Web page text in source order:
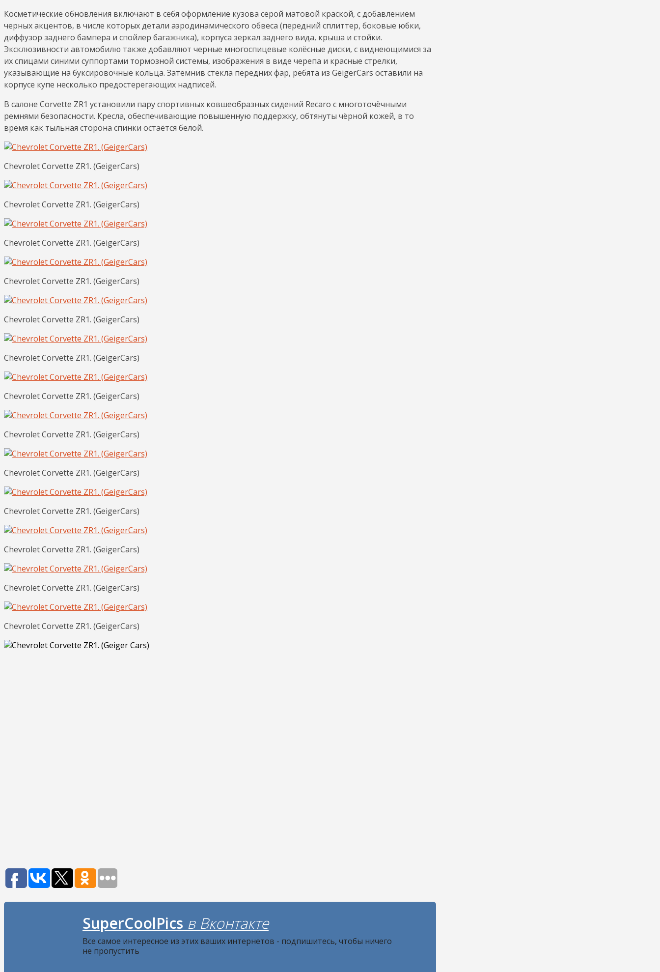
Косметические обновления включают в себя оформление кузова серой матовой краской, с добавлением
черных акцентов, в числе которых детали аэродинамического обвеса (передний сплиттер, боковые юбки,
диффузор заднего бампера и спойлер багажника), корпуса зеркал заднего вида, крыша и стойки.
Эксклюзивности автомобилю также добавляют черные многоспицевые колёсные диски, с виднеющимися за
их спицами синими суппортами тормозной системы, изображения в виде черепа и красные стрелки,
указывающие на буксировочные кольца. Затемнив стекла передних фар, ребята из GeigerCars оставили на
корпусе купе несколько предостерегающих надписей.
В салоне Corvette ZR1 установили пару спортивных ковшеобразных сидений Recaro с многоточёчными
ремнями безопасности. Кресла, обеспечивающие повышенную поддержку, обтянуты чёрной кожей, в то
время как тыльная сторона спинки остаётся белой.
Chevrolet Corvette ZR1. (GeigerCars)
Chevrolet Corvette ZR1. (GeigerCars)
Chevrolet Corvette ZR1. (GeigerCars)
Chevrolet Corvette ZR1. (GeigerCars)
Chevrolet Corvette ZR1. (GeigerCars)
Chevrolet Corvette ZR1. (GeigerCars)
Chevrolet Corvette ZR1. (GeigerCars)
Chevrolet Corvette ZR1. (GeigerCars)
Chevrolet Corvette ZR1. (GeigerCars)
Chevrolet Corvette ZR1. (GeigerCars)
Chevrolet Corvette ZR1. (GeigerCars)
Chevrolet Corvette ZR1. (GeigerCars)
Chevrolet Corvette ZR1. (GeigerCars)
SuperCoolPics в Вконтакте
Все самое интересное из этих ваших интернетов - подпишитесь, чтобы ничего
не пропустить